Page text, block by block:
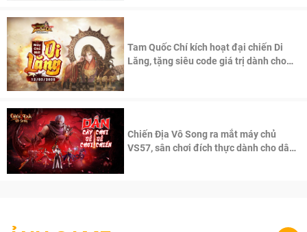
Tam Quốc Chí kích hoạt đại chiến Di
Lăng, tặng siêu code giá trị dành cho
Chiến Địa Vô Song ra mắt máy chủ
VS57, sân chơi đích thực dành cho dân